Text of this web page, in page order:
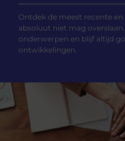
Ontdek de meest recente
absoluut niet mag
onderwerpen en blijf altijd
ontwikkelingen.